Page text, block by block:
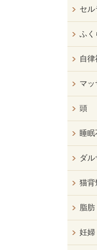
セル
ふく
自律
マッ
頭
睡眠
ダル
猫背
脂肪
妊婦